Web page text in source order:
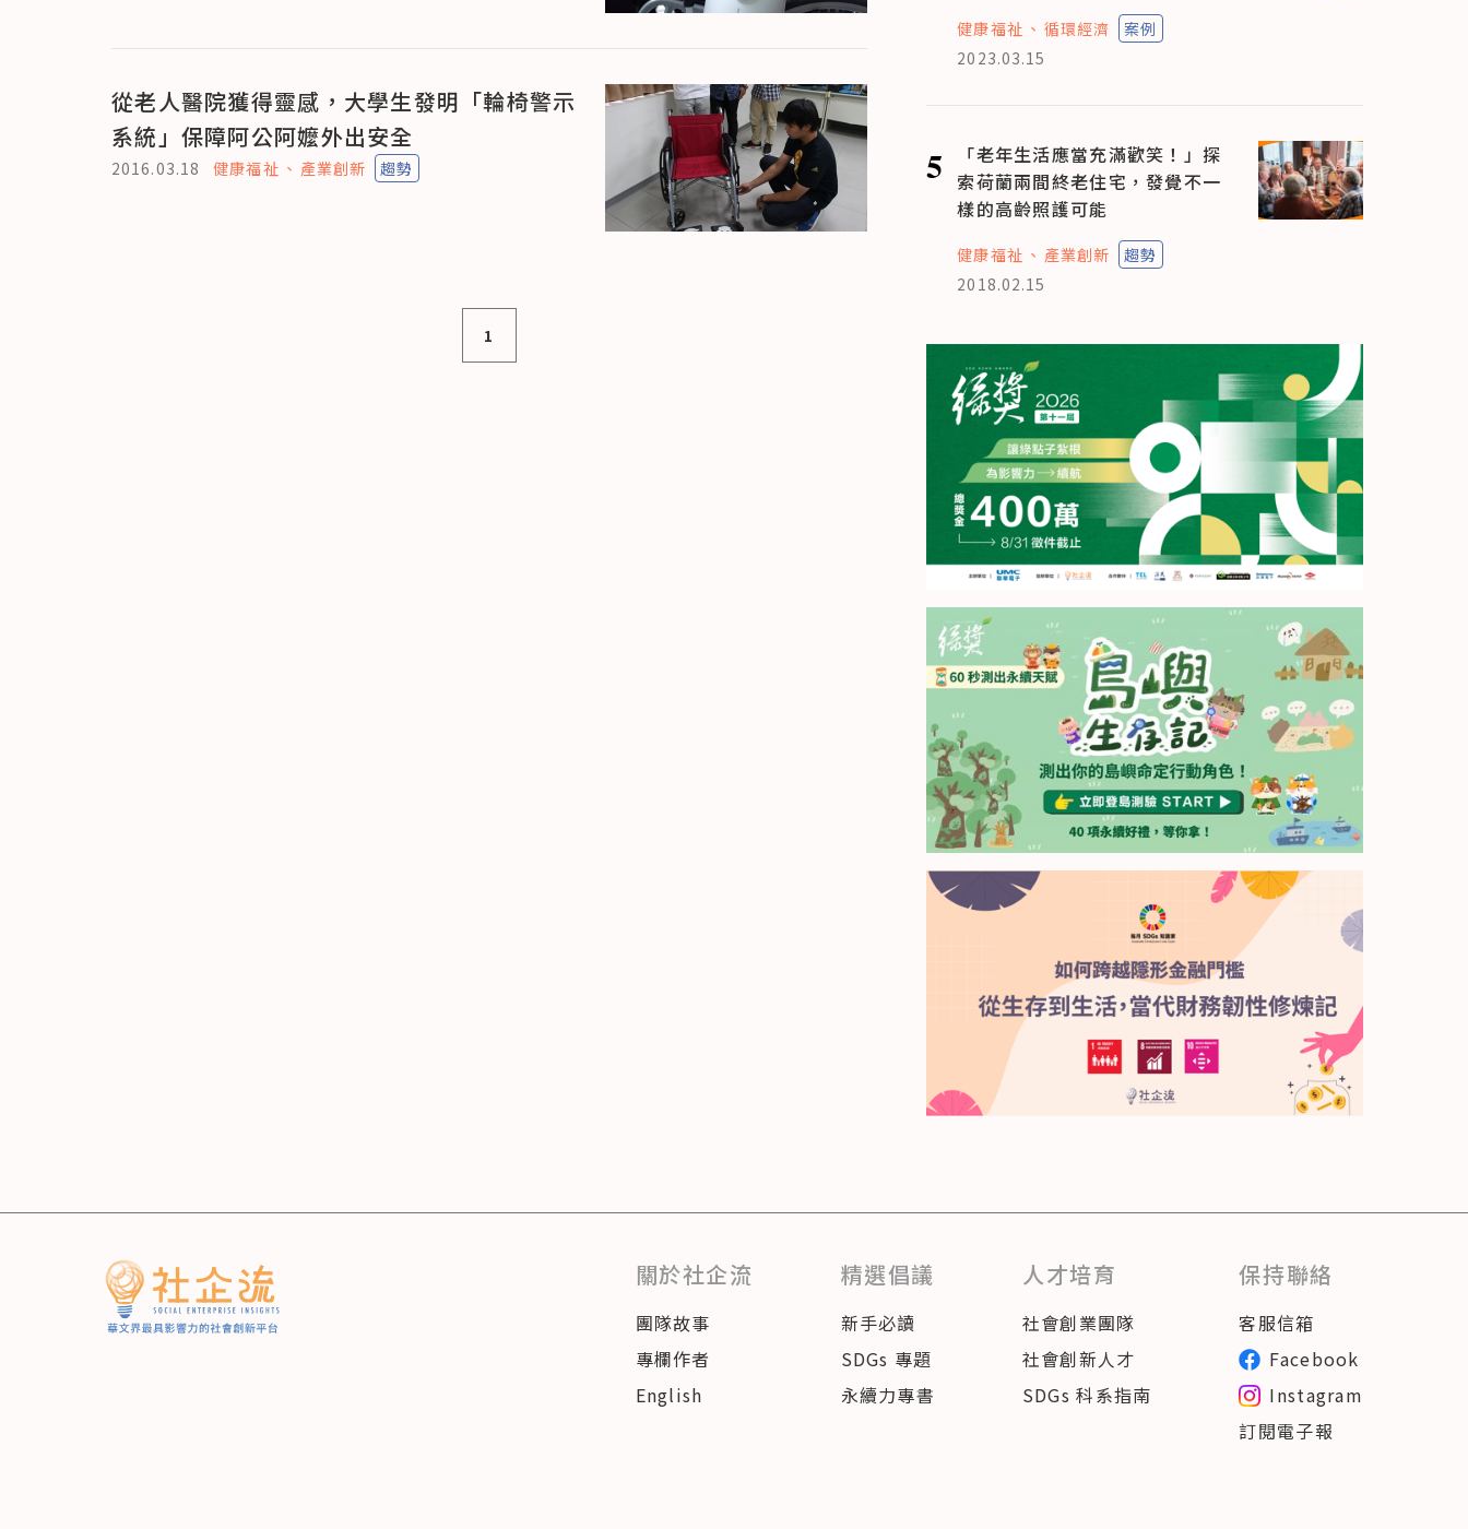
從老人醫院獲得靈感，大學生發明「輪椅警示
系統」保障阿公阿嬤外出安全
2016.03.18 健康福祉 產業創新 趨勢
1
健康福祉 循環經濟
案例
2023.03.15
5
「老年生活應當充滿歡笑！」探
索荷蘭兩間終老住宅，發覺不一
樣的高齡照護可能
健康福祉 產業創新
趨勢
2018.02.15
關於社企流
團隊故事
專欄作者
English
精選倡議
新手必讀
SDGs 專題
永續力專書
人才培育
社會創業團隊
社會創新人才
SDGs 科系指南
保持聯絡
客服信箱
Facebook
Instagram
訂閱電子報